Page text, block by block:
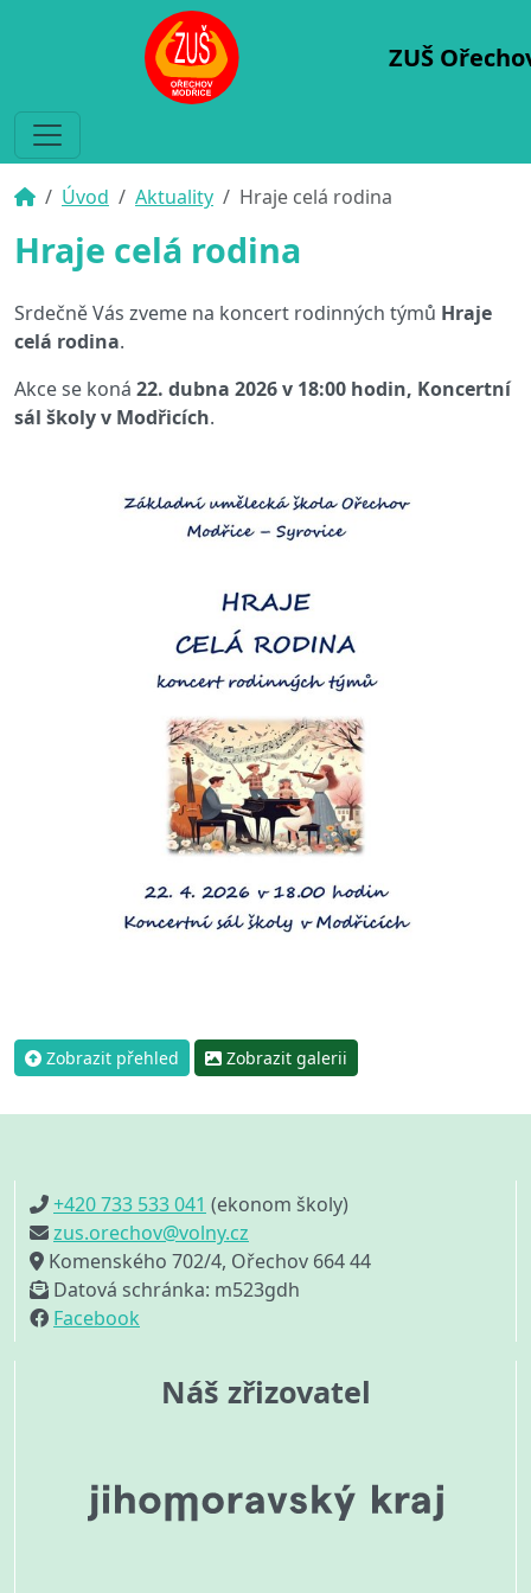
ZUŠ
Úvod Aktuality Hraje celá rodina
Hraje celá rodina
Srdečně Vás zveme na koncert rodinných týmů Hraje
celá rodina.
Akce se koná 22. dubna 2026 v 18:00 hodin, Koncertní
sál školy v Modřicích.
Zobrazit přehled Zobrazit galerii
+420 733 533 041 (ekonom školy)
zus.orechov@volny.cz
Komenského 702/4, Ořechov 664 44
Datová schránka: m523gdh
Facebook
Náš zřizovatel